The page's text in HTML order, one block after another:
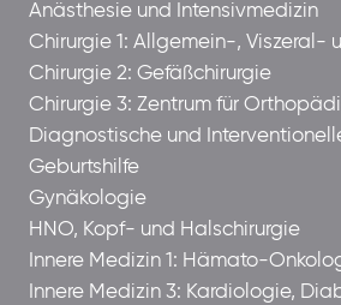
Anästhesie und Intensivmedizin
Chirurgie 1: Allgemein-, Viszeral-
Chirurgie 2: Gefäßchirurgie
Chirurgie 3: Zentrum für
Diagnostische und
Geburtshilfe
Gynäkologie
HNO, Kopf- und Halschirurgie
Innere Medizin 1: Hämato-
Innere Medizin 3: Kardiologie,